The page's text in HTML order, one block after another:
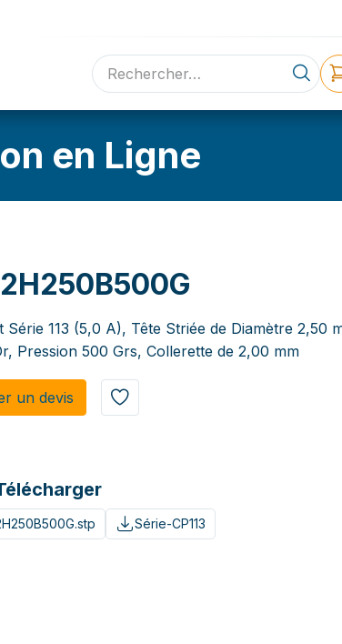
en ligne Contact
en Ligne
Série 113 (5,0 A), Tête Striée de Diamètre 2,50
Pression 500 Grs, Collerette de 2,00 mm
un de​​vis​​
Série-CP113